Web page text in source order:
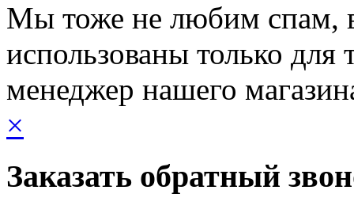
Мы тоже не любим спам,
использованы только для
менеджер нашего
×
Заказать обратный